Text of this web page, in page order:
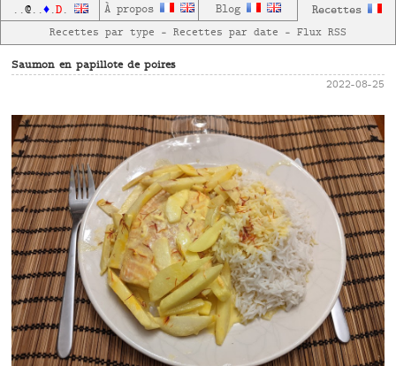
..@..♦.D. À propos Blog Recettes
Recettes par type — Recettes par date — Flux RSS
Saumon en papillote de poires
2022-08-25